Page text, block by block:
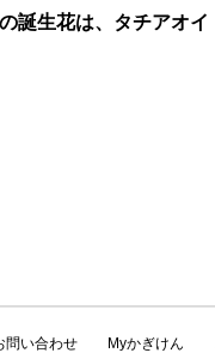
誕生花は、タチアオイ
問い合わせ Myかぎけん